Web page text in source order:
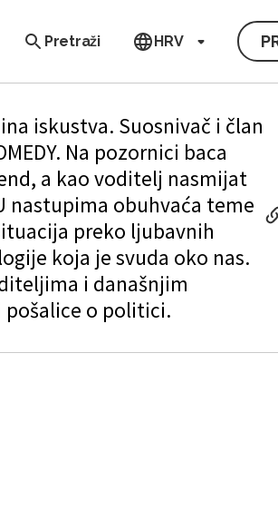
Pretraži HRV
iskustva. Suosnivač i član
Na pozornici baca
a kao voditelj nasmijat
nastupima obuhvaća teme
preko ljubavnih
koja je svuda oko nas.
i današnjim
pošalice o politici.